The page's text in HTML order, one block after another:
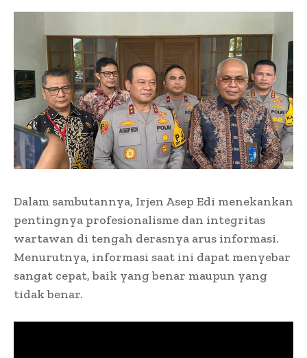
Dalam sambutannya, Irjen Asep Edi menekankan
pentingnya profesionalisme dan integritas
wartawan di tengah derasnya arus informasi.
Menurutnya, informasi saat ini dapat menyebar
sangat cepat, baik yang benar maupun yang
tidak benar.